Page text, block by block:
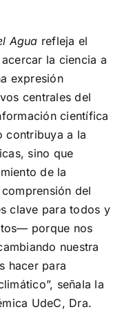
Agua refleja el
la ciencia a
expresión
centrales del
científica
contribuya a la
sino que
de la
del
clave para todos y
porque nos
nuestra
hacer para
señala la
UdeC, Dra.